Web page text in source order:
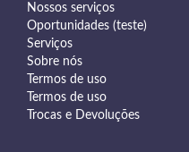
Nossos serviços
Oportunidades (teste)
Serviços
Sobre nós
Termos de uso
Termos de uso
Trocas e Devoluções